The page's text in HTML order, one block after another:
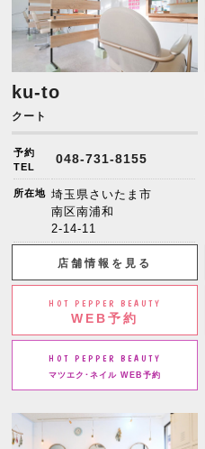
ku-to
クート
予約
TEL
048-731-8155
所在地 埼玉県さいたま市
南区南浦和
2-14-11
店舗情報を見る
HOT PEPPER BEAUTY
WEB予約
HOT PEPPER BEAUTY
マツエク･ネイル WEB予約